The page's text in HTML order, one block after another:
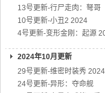
13号更新-行尸走肉：弩哥
10号更新-小丑2 2024
4号更新-变形金刚：起源
2024年10月更新
29号更新-维密时装秀 2024
24号更新-异形：夺命舰